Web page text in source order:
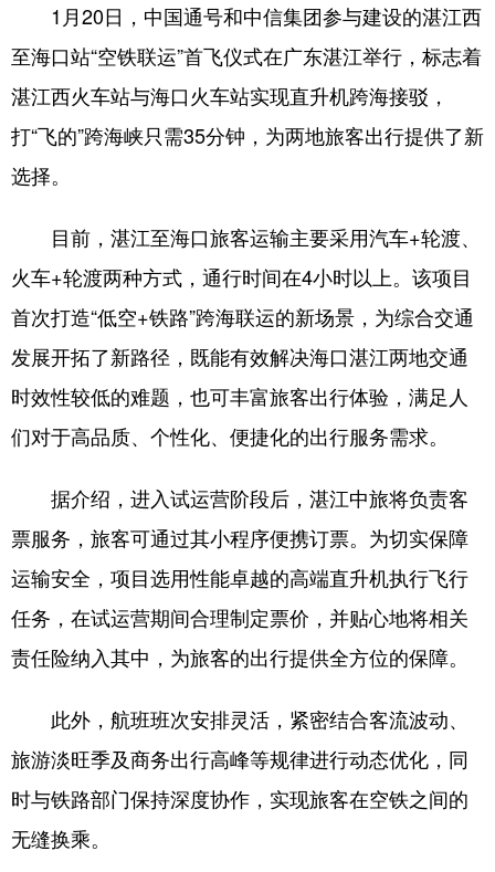
1月20日，中国通号和中信集团参与建设的湛江西
至海口站“空铁联运”首飞仪式在广东湛江举行，标志着
湛江西火车站与海口火车站实现直升机跨海接驳，
打“飞的”跨海峡只需35分钟，为两地旅客出行提供了新
选择。
目前，湛江至海口旅客运输主要采用汽车+轮渡、
火车+轮渡两种方式，通行时间在4小时以上。该项目
首次打造“低空+铁路”跨海联运的新场景，为综合交通
发展开拓了新路径，既能有效解决海口湛江两地交通
时效性较低的难题，也可丰富旅客出行体验，满足人
们对于高品质、个性化、便捷化的出行服务需求。
据介绍，进入试运营阶段后，湛江中旅将负责客
票服务，旅客可通过其小程序便携订票。为切实保障
运输安全，项目选用性能卓越的高端直升机执行飞行
任务，在试运营期间合理制定票价，并贴心地将相关
责任险纳入其中，为旅客的出行提供全方位的保障。
此外，航班班次安排灵活，紧密结合客流波动、
旅游淡旺季及商务出行高峰等规律进行动态优化，同
时与铁路部门保持深度协作，实现旅客在空铁之间的
无缝换乘。